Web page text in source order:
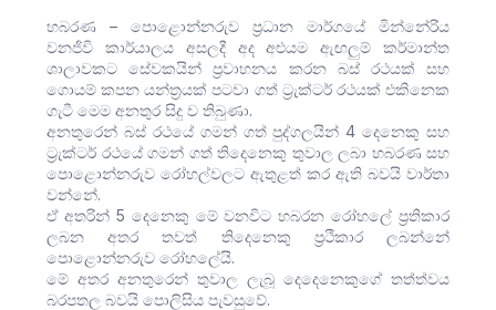
හබරණ – පොළොන්නරුව ප්‍රධාන මාර්ගයේ මින්නේරිය
වනජිවි කාර්යාලය අසලදී අද අළුයම ඇඟලුම් කර්මාන්ත
ශාලාවකට සේවකයින් ප්‍රවාහනය කරන බස් රථයක් සහ
ගොයම් කපන යන්ත්‍රයක් පටවා ගත් ට්‍රැක්ටර් රථයක් එකිනෙක
ගැටී මෙම අනතුර සිදු ව තිබුණා.
අනතුරෙන් බස් රථයේ ගමන් ගත් පුද්ගලයින් 4 දෙනෙකු සහ
ට්‍රැක්ටර් රථයේ ගමන් ගත් තිදෙනෙකු තුවාල ලබා හබරණ සහ
පොළොන්නරුව රෝහල්වලට ඇතුළත් කර ඇති බවයි වාර්තා
වන්නේ.
ඒ අතරින් 5 දෙනෙකු මේ වනවිට හබරන රෝහලේ ප්‍රතිකාර
ලබන අතර තවත් තිදෙනෙකු ප්‍රථිකාර ලබන්නේ
පොළොන්නරුව රෝහලේයි.
මේ අතර අනතුරෙන් තුවාල ලැබූ දෙදෙනෙකුගේ තත්ත්වය
බරපතල බවයි පොලිසිය පැවසුවේ.